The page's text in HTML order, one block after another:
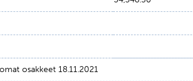
osakkeet 18.11.2021